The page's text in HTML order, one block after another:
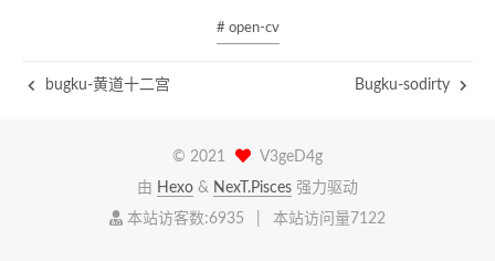
# open-cv
bugku-黄道十二宫 Bugku-sodirty
© 2021
V3geD4g
由 Hexo & NexT.Pisces 强力驱动
本站访客数:6935 本站访问量 7122